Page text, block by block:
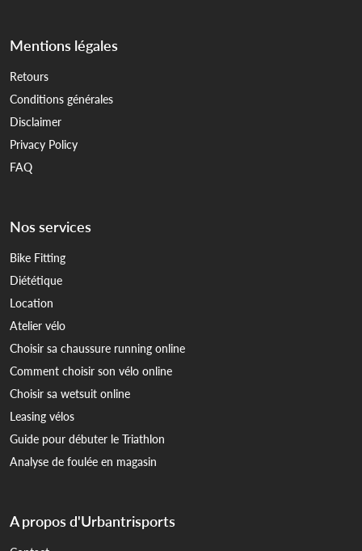
Mentions légales
Retours
Conditions générales
Disclaimer
Privacy Policy
FAQ
Nos services
Bike Fitting
Diététique
Location
Atelier vélo
Choisir sa chaussure running online
Comment choisir son vélo online
Choisir sa wetsuit online
Leasing vélos
Guide pour débuter le Triathlon
Analyse de foulée en magasin
A propos d'Urbantrisports